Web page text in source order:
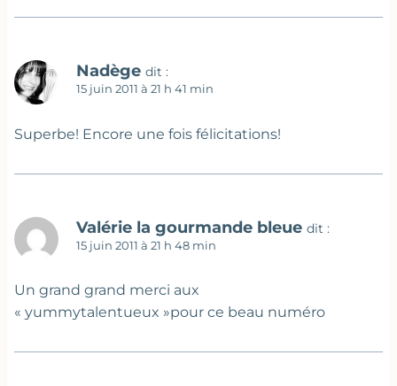
Nadège dit :
15 juin 2011 à 21 h 41 min
Superbe! Encore une fois félicitations!
Valérie la gourmande bleue dit :
15 juin 2011 à 21 h 48 min
Un grand grand merci aux
« yummytalentueux »pour ce beau numéro